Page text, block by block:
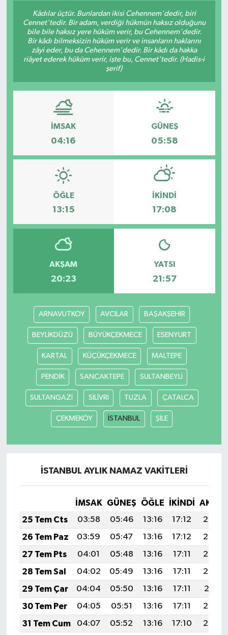
Kâdılar üçtür. Bunlardan ikisi Cehennem'dedir, biri
Cennet'tedir. Bir adam, verdiği hükmün haksız olduğunu
bile bile haksız yere hüküm verir, bu Cehennem'dedir.
Bir kâdı bilmeksizin hüküm verir ve insanların haklarını
zâyi eder, bu da Cehennem'dedir. Bir kâdı da hakka
riâyet ederek hüküm verir, işte bu, Cennet'tedir. (Hadis-i
şerif)
İMSAK
04:16
GÜNEŞ
05:58
ÖĞLE
13:15
İKINDI
17:08
AKŞAM
20:23
YATSI
21:57
ARNAVUTKOY AVCILAR BAŞAKŞEHİR
BEYLİKDÜZÜ BÜYÜKÇEKMECE ESENYURT
KARTAL KÜÇÜKÇEKMECE MALTEPE
PENDİK SANCAKTEPE SULTANBEYLİ
SULTANGAZİ SİLİVRİ TUZLA ÇATALCA
ÇEKMEKÖY İSTANBUL ŞİLE
İSTANBUL AYLIK NAMAZ VAKITLERI
İMSAK GÜNEŞ ÖĞLE İKINDI
25 Tem Cts
03:58 05:46 13:16 17:12
20:35
26 Tem Paz
03:59 05:47 13:16 17:12
20:34
27 Tem Pts
04:01 05:48 13:16 17:11
20:33
28 Tem Sal
04:02 05:49 13:16 17:11
20:32
29 Tem Çar
04:04 05:50 13:16 17:11
20:31
30 Tem Per
04:05 05:51 13:16 17:11
20:30
31 Tem Cum
04:07 05:52 13:16 17:10
20:29
Son Dakika
Teknoloji